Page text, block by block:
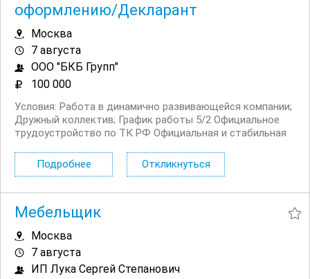
оформлению/Декларант
Москва
7 августа
ООО "БКБ Групп"
100 000
Условия: Работа в динамично развивающейся компании;
Дружный коллектив; График работы 5/2 Официальное
трудоустройство по ТК РФ Официальная и стабильная
декларирование (ЭД2). Своевременное и качественное
составление ДТ, ДТС, КДТ с соблюдением требований...
Подробнее Откликнуться
Мебельщик
Москва
7 августа
ИП Лука Сергей Степанович